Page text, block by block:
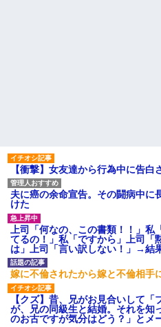
【衝撃】女友達から行為中に告白
夫に癌の余命宣告。その闘病中に
けた
上司「何なの、この書類！！」
てるの！」私「ですから」上司「
は」上司「言い訳しない！」→結
嫁に不倫されたから嫁と不倫相手
【クズ】昔、兄がお見合いして
が、兄の同級生と結婚。それを知
のお古ですが気分はどう？」とメ